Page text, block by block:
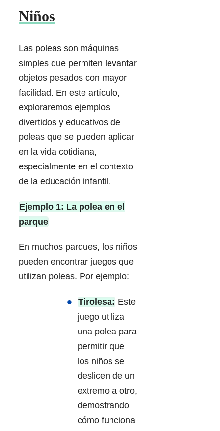
Niños
Las poleas son máquinas
simples que permiten levantar
objetos pesados con mayor
facilidad. En este artículo,
exploraremos ejemplos
divertidos y educativos de
poleas que se pueden aplicar
en la vida cotidiana,
especialmente en el contexto
de la educación infantil.
Ejemplo 1: La polea en el
parque
En muchos parques, los niños
pueden encontrar juegos que
utilizan poleas. Por ejemplo:
Tirolesa: Este
juego utiliza
una polea para
permitir que
los niños se
deslicen de un
extremo a otro,
demostrando
cómo funciona